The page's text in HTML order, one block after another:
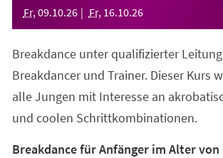
Fr, 09.10.26 Fr, 16.10.26
Breakdance unter qualifizierter
Breakdancer und Trainer. Dieser Kurs
alle Jungen mit Interesse an
und coolen Schrittkombinationen.
Breakdance für Anfänger im Alter von